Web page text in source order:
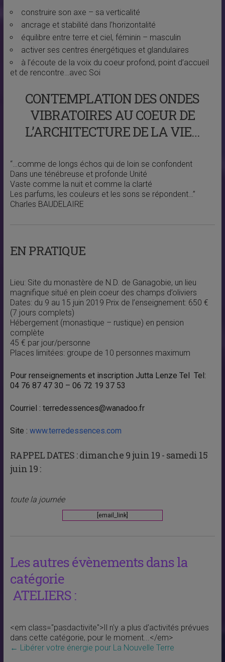
construire son axe – sa verticalité
ancrage et stabilité dans l’horizontalité
équilibre entre terre et ciel, féminin – masculin
activer ses centres énergétiques et glandulaires
à l’écoute de la voix du coeur profond, point d’accueil
et de rencontre…avec Soi
CONTEMPLATION DES ONDES
VIBRATOIRES AU COEUR DE
L’ARCHITECTURE DE LA VIE…
“…comme de longs échos qui de loin se confondent
Dans une ténébreuse et profonde Unité
Vaste comme la nuit et comme la clarté
Les parfums, les couleurs et les sons se répondent…”
Charles BAUDELAIRE
EN PRATIQUE
Lieu: Site du monastère de N.D. de Ganagobie, un lieu
magnifique situé en plein coeur des champs d’oliviers
Dates: du 9 au 15 juin 2019 Prix de l’enseignement: 650 €
(7 jours complets)
Hébergement (monastique – rustique) en pension
complète
45 € par jour/personne
Places limitées: groupe de 10 personnes maximum
Pour renseignements et inscription Jutta Lenze Tel Tel:
04 76 87 47 30 – 06 72 19 37 53
Courriel : terredessences@wanadoo.fr
Site : www.terredessences.com
RAPPEL DATES :dimanche 9 juin 19 - samedi 15
juin 19 :
toute la journée
[email_link]
Les autres évènements dans la
catégorie
ATELIERS :
<em class="pasdactivite">Il n'y a plus d'activités prévues
dans cette catégorie, pour le moment...</em>
← Libérer votre énergie pour La Nouvelle Terre